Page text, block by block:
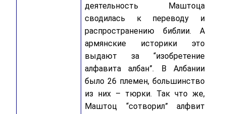
деятельность Маштоца
сводилась к переводу и
распространению библии. А
армянские историки это
выдают за “изобретение
алфавита албан”. В Албании
было 26 племен, большинство
из них – тюрки. Так что же,
Маштоц “сотворил” алфвит